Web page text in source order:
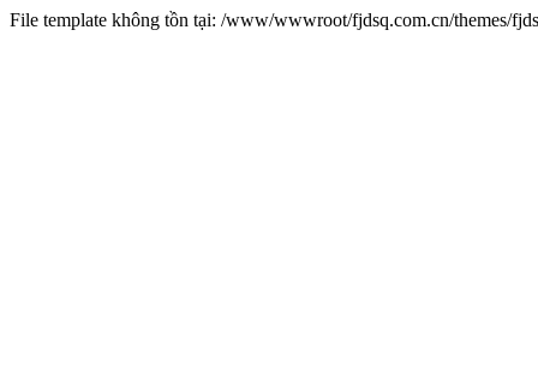
File template không tồn tại: /www/wwwroot/fjdsq.com.cn/themes/